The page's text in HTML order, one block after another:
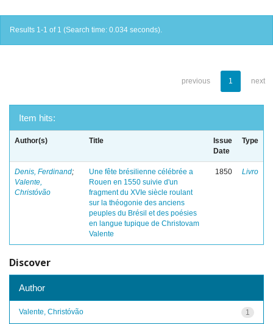
Results 1-1 of 1 (Search time: 0.034 seconds).
previous 1 next
Item hits:
Author(s) Title
Issue
Date
Type
Denis, Ferdinand;
Valente,
Christóvão
Une fête brésilienne célébrée a
Rouen en 1550 suivie d'un
fragment du XVIe siècle roulant
sur la théogonie des anciens
peuples du Brésil et des poésies
en langue tupique de Christovam
Valente
1850 Livro
Discover
Author
1
Valente, Christóvão